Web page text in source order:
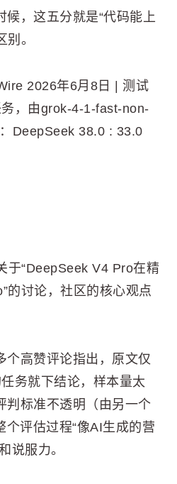
候，这五分就是“代码能上
别。
2026年6月8日 | 测试
，由grok-4-1-fast-non-
DeepSeek 38.0 : 33.0
于“DeepSeek V4 Pro在精
的讨论，社区的核心观点
个高赞评论指出，原文仅
务就下结论，样本量太
判标准不透明（由另一个
评估过程“像AI生成的营
说服力。